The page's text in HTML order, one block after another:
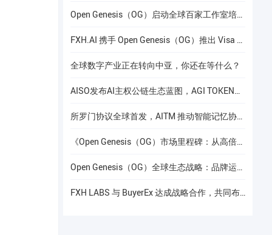
Open Genesis（OG）启动全球百家工作室培养计划
FXH.AI 携手 Open Genesis（OG）推出 Visa 联名实体卡
全球数字产业正在转向中亚，你还在等什么？
AISO发布AI主权公链生态蓝图，AGI TOKEN计划于12月24日上线Gate.io
所罗门协议全球首发，AITM 推动智能记忆协议进入全球协作阶段
《Open Genesis（OG）市场里程碑：从高倍增长到共识流动性的价值重构》
Open Genesis（OG）全球生态战略：品牌运营赋能下的线下共识网络建设
FXH LABS 与 BuyerEx 达成战略合作，共同布局 AI 智能交易新时代